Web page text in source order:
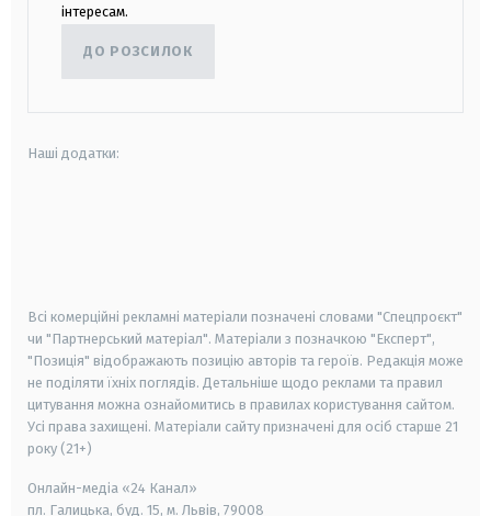
інтересам.
ДО РОЗСИЛОК
Наші додатки:
Всі комерційні рекламні матеріали позначені словами "Спецпроєкт"
чи "Партнерський матеріал". Матеріали з позначкою "Експерт",
"Позиція" відображають позицію авторів та героїв. Редакція може
не поділяти їхніх поглядів. Детальніше щодо реклами та правил
цитування можна ознайомитись в правилах користування сайтом.
Усі права захищені. Матеріали сайту призначені для осіб старше 21
року (21+)
Онлайн-медіа «24 Канал»
пл. Галицька, буд. 15, м. Львів, 79008